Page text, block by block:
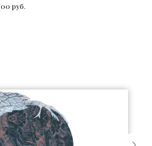
руб.